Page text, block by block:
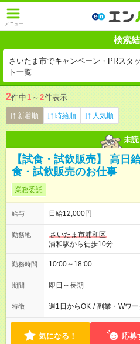
メニュー
検索
さいたま市でキャンペーン・PRスタ
ト一覧
2件中1 ～ 2件表示
新着順 時給順 人気順
未読
【試食・試飲販売】 高日
食・試飲販売のお仕事
業務委託
給与 日給12,000円
勤務地
さいたま市浦和区
浦和駅から徒歩10分
勤務時間 10:00～18:00
期間 即日～長期
特徴 週1日からOK / 副業・Wワ
気になる！ 応募